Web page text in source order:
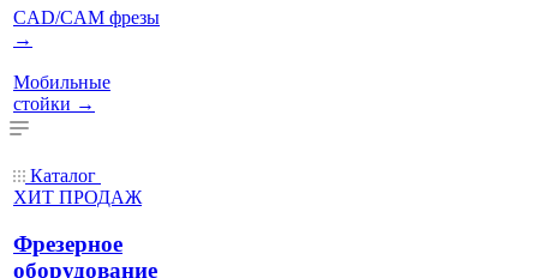
CAD/CAM фрезы
→
Мобильные
стойки →
Каталог
ХИТ ПРОДАЖ
Фрезерное
оборудование